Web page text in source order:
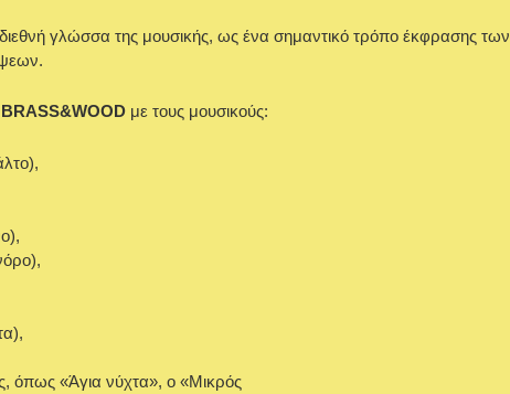
διεθνή γλώσσα της μουσικής, ως ένα σημαντικό τρόπο έκφρασης των
BRASS&WOOD με τους μουσικούς:
όπως «Άγια νύχτα», ο «Μικρός